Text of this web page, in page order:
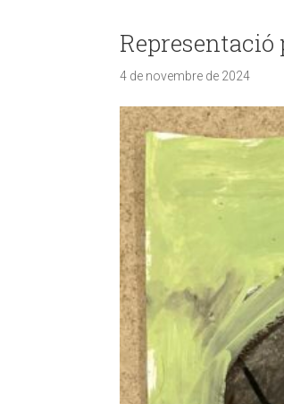
Representació
4 de novembre de 2024